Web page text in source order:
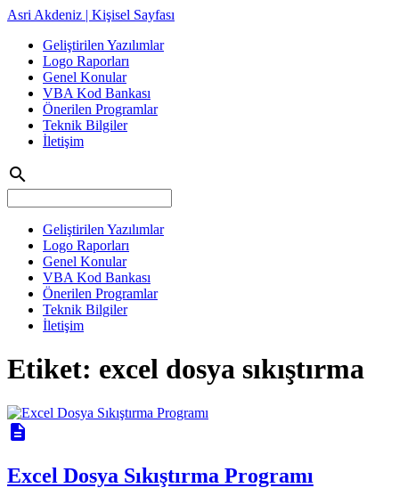
Asri Akdeniz | Kişisel Sayfası
Geliştirilen Yazılımlar
Logo Raporları
Genel Konular
VBA Kod Bankası
Önerilen Programlar
Teknik Bilgiler
İletişim
search
Geliştirilen Yazılımlar
Logo Raporları
Genel Konular
VBA Kod Bankası
Önerilen Programlar
Teknik Bilgiler
İletişim
Etiket: excel dosya sıkıştırma
description
Excel Dosya Sıkıştırma Programı